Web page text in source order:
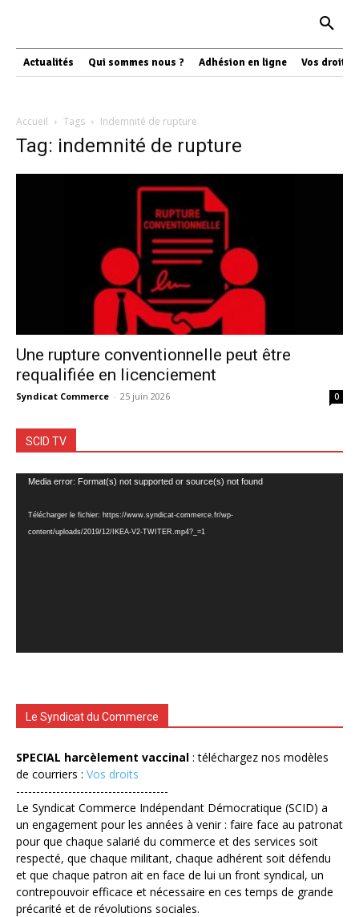
Actualités Qui sommes nous ? Adhésion en ligne Vos droits
Accueil Tags Indemnité de rupture
Tag: indemnité de rupture
Une rupture conventionnelle peut être
requalifiée en licenciement
Syndicat Commerce - 25 juin 2026 0
SCID TV
Lecteur
Media error: Format(s) not supported or source(s) not found
Télécharger le fichier: https://www.syndicat-commerce.fr/wp-
content/uploads/2019/12/IKEA-V2-TWITER.mp4?_=1
Le Syndicat du Commerce
SPECIAL harcèlement vaccinal : téléchargez nos modèles
de courriers : Vos droits
--------------------------------------
Le Syndicat Commerce Indépendant Démocratique (SCID) a
un engagement pour les années à venir : faire face au patronat
pour que chaque salarié du commerce et des services soit
respecté, que chaque militant, chaque adhérent soit défendu
et que chaque patron ait en face de lui un front syndical, un
contrepouvoir efficace et nécessaire en ces temps de grande
précarité et de révolutions sociales.